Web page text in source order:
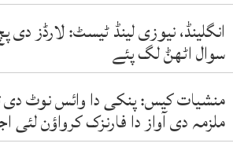
انگلینڈ، نیوزی لینڈ ٹیسٹ: لارڈز
سوال اٹھݨ لگ پئے
منشیات کیس: پنکی دا وائس نوٹ دی
ملزمہ دی آواز دا فارنزک کرواؤن